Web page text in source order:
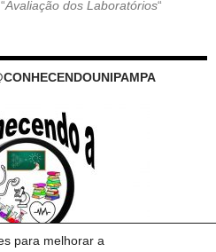
para melhorar a
Avaliação dos Laboratórios“